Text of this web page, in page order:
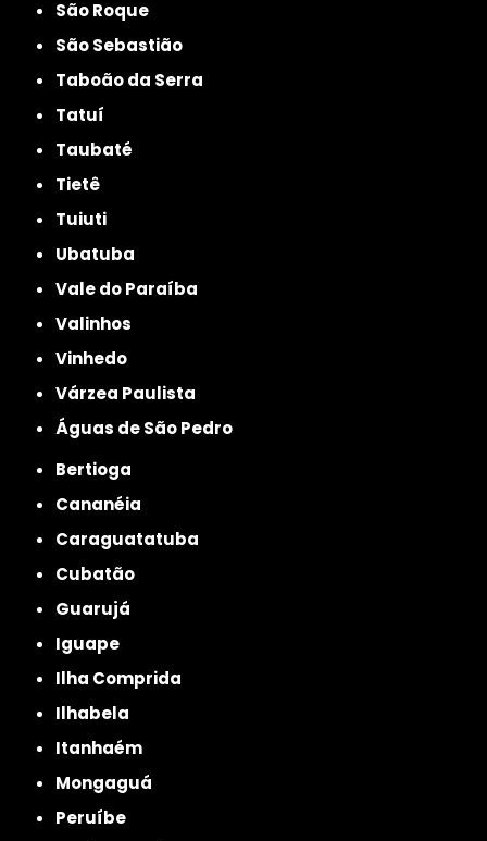
São Roque
São Sebastião
Taboão da Serra
Tatuí
Taubaté
Tietê
Tuiuti
Ubatuba
Vale do Paraíba
Valinhos
Vinhedo
Várzea Paulista
Águas de São Pedro
Bertioga
Cananéia
Caraguatatuba
Cubatão
Guarujá
Iguape
Ilha Comprida
Ilhabela
Itanhaém
Mongaguá
Peruíbe